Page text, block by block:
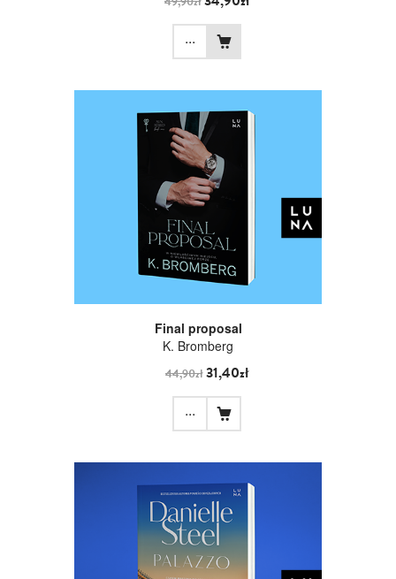
...
Final proposal
K. Bromberg
44,90zł31,40zł
...